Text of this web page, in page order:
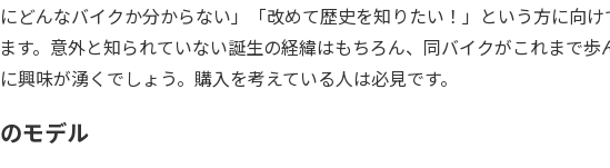
どんなバイクか分からない」「改めて歴史を知りたい！」という方に向け
す。意外と知られていない誕生の経緯はもちろん、同バイクがこれまで歩
興味が湧くでしょう。購入を考えている人は必見です。
モデル